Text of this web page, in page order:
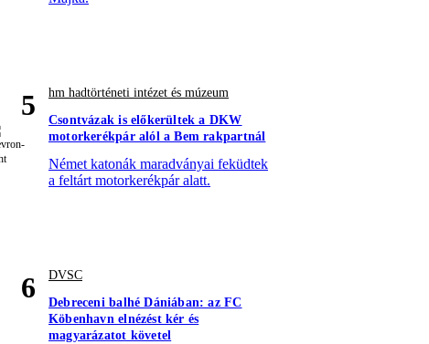
5
hm hadtörténeti intézet és múzeum
Csontvázak is előkerültek a DKW
motorkerékpár alól a Bem rakpartnál
Német katonák maradványai feküdtek
a feltárt motorkerékpár alatt.
6
DVSC
Debreceni balhé Dániában: az FC
Köbenhavn elnézést kér és
magyarázatot követel